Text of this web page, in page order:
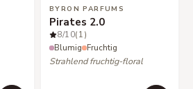
BYRON PARFUMS
Pirates 2.0
8/10(1)
Blumig Fruchtig
Strahlend fruchtig-floral